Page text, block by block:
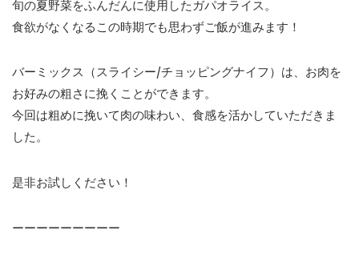
旬の夏野菜をふんだんに使用したガパオライス。
食欲がなくなるこの時期でも思わずご飯が進みます！
バーミックス（スライシー/チョッピングナイフ）は、お肉を
お好みの粗さに挽くことができます。
今回は粗めに挽いて肉の味わい、食感を活かしていただきま
した。
是非お試しください！
ーーーーーーーーー